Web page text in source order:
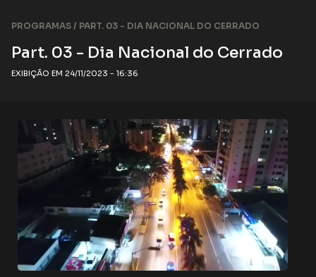
PROGRAMAS / PART. 03 - DIA NACIONAL DO CERRADO
Part. 03 - Dia Nacional do Cerrado
EXIBIÇÃO EM 24/11/2023 - 16:36